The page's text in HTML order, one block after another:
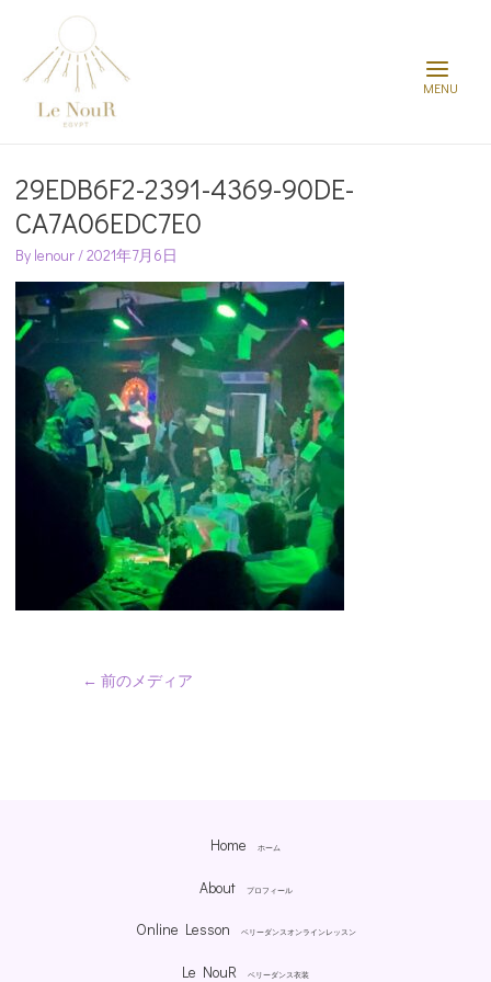
Menu
29EDB6F2-2391-4369-90DE-
CA7A06EDC7E0
By lenour/2021年7月6日
Post
navigation
← 前のメディア
Home ホーム
About プロフィール
Online Lesson ベリーダンスオンラインレッスン
Le NouR ベリーダンス衣装